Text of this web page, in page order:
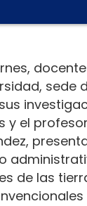
sede
y el
de las